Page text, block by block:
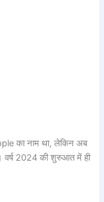
का नाम था, लेकिन अब
2024 की शुरुआत में ही